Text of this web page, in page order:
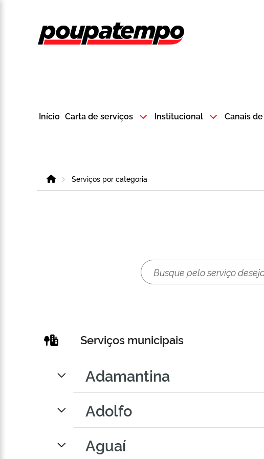
Logo do Poupatempo
Início Carta de serviços Institucional Canais
HomeServiços por categoria
Serviços municipais
Adamantina
Adolfo
Aguaí